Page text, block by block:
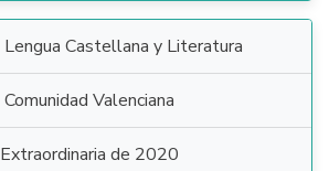
Lengua Castellana y Literatura
Comunidad Valenciana
Extraordinaria de 2020